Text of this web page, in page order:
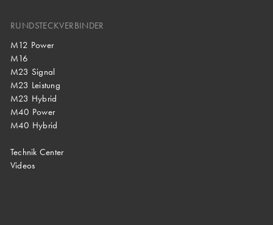
RUNDSTECKVERBINDER
M12 Power
M16
M23 Signal
M23 Leistung
M23 Hybrid
M40 Power
M40 Hybrid
Technik Center
Videos